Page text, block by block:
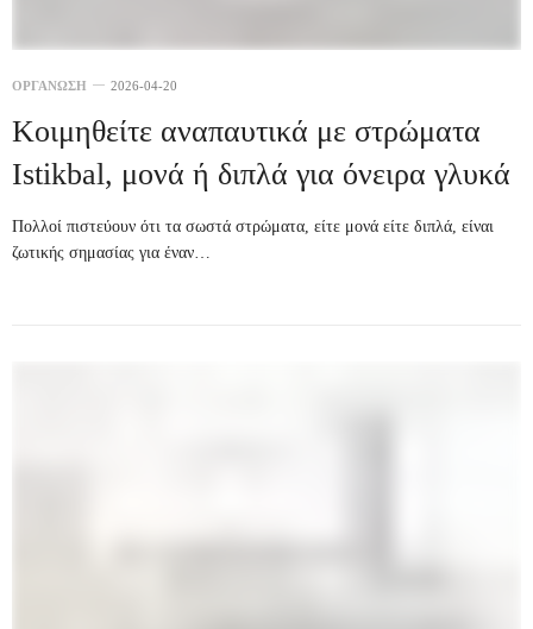
ΟΡΓΑΝΩΣΗ 2026-04-20
Κοιμηθείτε αναπαυτικά με στρώματα
Istikbal, μονά ή διπλά για όνειρα γλυκά
Πολλοί πιστεύουν ότι τα σωστά στρώματα, είτε μονά είτε διπλά, είναι
ζωτικής σημασίας για έναν…